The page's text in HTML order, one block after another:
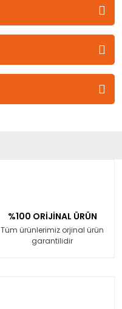
%100 ORİJİNAL ÜRÜN
Tüm ürünlerimiz orjinal ürün
garantilidir